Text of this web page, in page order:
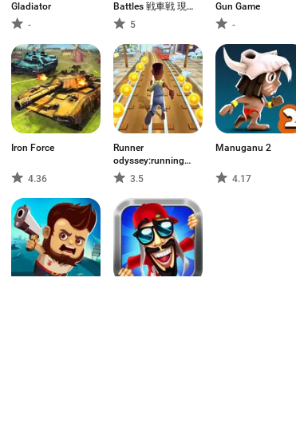
Gladiator
-
Battles 戦車戦 現
代戦争
5
Gun Game
-
Iron Force
4.36
Runner
odyssey:running
journey
3.5
Manuganu 2
4.17